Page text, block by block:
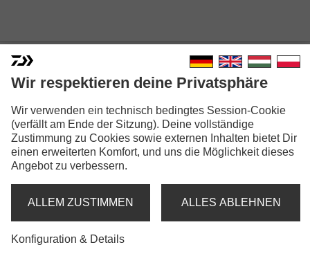
PROREX SCREW-IN HEADS
LEAD FREE
Modellausführungen: 2
Wir respektieren deine Privatsphäre
Wir verwenden ein technisch bedingtes Session-Cookie
(verfällt am Ende der Sitzung). Deine vollständige
Zustimmung zu Cookies sowie externen Inhalten bietet Dir
einen erweiterten Komfort, und uns die Möglichkeit dieses
Angebot zu verbessern.
ALLEM ZUSTIMMEN ALLES ABLEHNEN
Konfiguration & Details